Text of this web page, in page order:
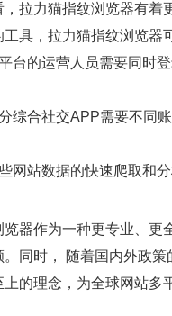
拉力猫指纹浏览器有着
具，拉力猫指纹浏览器
台的运营人员需要同时
综合社交APP需要不
网站数据的快速爬取和
器作为一种更专业、更
同时， 随着国内外政
的理念，为全球网站多